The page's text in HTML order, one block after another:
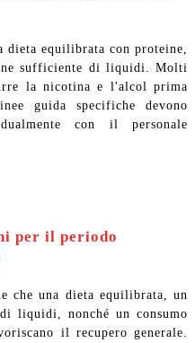
dieta equilibrata con proteine,
sufficiente di liquidi. Molti
la nicotina e l'alcol prima
guida specifiche devono
con il personale
per il periodo
una dieta equilibrata, un
liquidi, nonché un consumo
il recupero generale.